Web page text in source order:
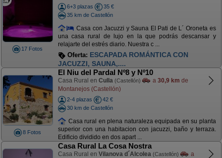
17 Fotos
6+3 plazas
35 €
35 km de Castellón
Casa con Jacuzzi y Sauna El Pati de L´ Oroneta es
una casa rural de lujo en la que podrás descansar y
relajarte del estrés diario. Nuestra c ...
Oferta: ESCAPADA ROMÁNTICA CON
JACUZZI, SAUNA,....
8 Fotos
El Niu del Pardal Nº8 y Nº10
Casa Rural en Culla (Castellón) a 30,9 km de
Montanejos (Castellón)
2-4 plazas
42 €
30 km de Castellón
Casa rural en plena naturaleza equipada en su planta
superior con una habitacion con jacuzzi, baño y terraza.
Edificio dividido en dos apart ...
Casa Rural La Cosa Nostra
Casa Rural en Vilanova d´Alcolea (Castellón)
a